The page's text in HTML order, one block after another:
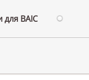
для BAIC